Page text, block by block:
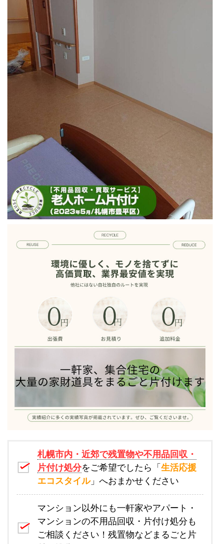
札幌市内・近郊で残置物や不用品回収・
片付け処分をご希望でしたら「 生活応援
エコスタイル」へおまかせください
マンション以外にも一軒家やアパート・
マンションの不用品回収・片付け処分も
ご相談ください！残置物などまるごと片